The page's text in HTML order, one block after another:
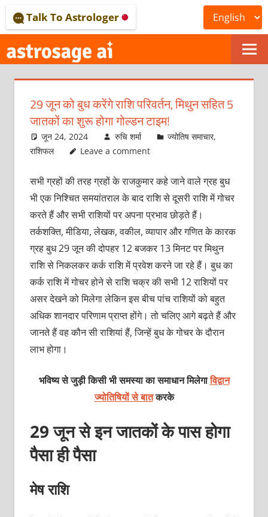
to
content
ONLINE
ASTROLOGICAL
JOURNAL
–
ASTROSAGE
MAGAZINE
Talk To Astrologer
29 जून को बुध करेंगे राशि परिवर्तन, मिथुन सहित 5
जातकों का शुरू होगा गोल्डन टाइम!
जून 24, 2024 रुचि शर्मा ज्योतिष समाचार,
राशिफल
Leave a comment
सभी ग्रहों की तरह ग्रहों के राजकुमार कहे जाने वाले ग्रह बुध
भी एक निश्चित समयांतराल के बाद राशि से दूसरी राशि में गोचर
करते हैं और सभी राशियों पर अपना प्रभाव छोड़ते हैं।
तर्कशक्ति, मीडिया, लेखक, वकील, व्यापार और गणित के कारक
ग्रह बुध 29 जून की दोपहर 12 बजकर 13 मिनट पर मिथुन
राशि से निकलकर कर्क राशि में प्रवेश करने जा रहे हैं। बुध का
कर्क राशि में गोचर होने से राशि चक्र की सभी 12 राशियों पर
असर देखने को मिलेगा लेकिन इस बीच पांच राशियों को बहुत
अधिक शानदार परिणाम प्राप्त होंगे। तो चलिए आगे बढ़ते हैं और
जानते हैं वह कौन सी राशियां हैं, जिन्हें बुध के गोचर के दौरान
लाभ होगा।
भविष्य से जुड़ी किसी भी समस्या का समाधान मिलेगाविद्वान
ज्योतिषियों से बातकरके
29 जून से इन जातकों के पास होगा
पैसा ही पैसा
मेष राशि